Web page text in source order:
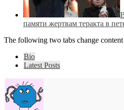
памяти жертвам теракта в
The following two tabs change
Bio
Latest Posts